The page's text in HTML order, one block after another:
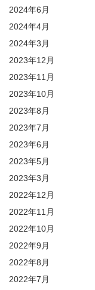
2024年6月
2024年4月
2024年3月
2023年12月
2023年11月
2023年10月
2023年8月
2023年7月
2023年6月
2023年5月
2023年3月
2022年12月
2022年11月
2022年10月
2022年9月
2022年8月
2022年7月